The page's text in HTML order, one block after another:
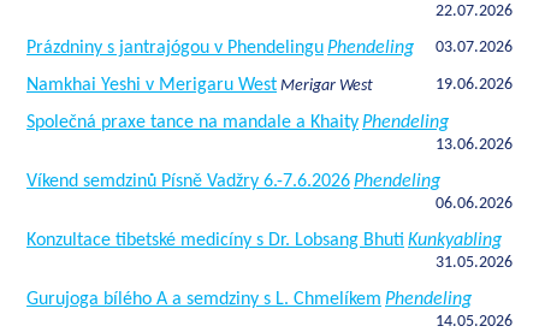
22.07.2026
Prázdniny s jantrajógou v PhendelinguPhendeling 03.07.2026
Namkhai Yeshi v Merigaru West Merigar West 19.06.2026
Společná praxe tance na mandale a KhaityPhendeling
13.06.2026
Víkend semdzinů Písně Vadžry 6.-7.6.2026Phendeling
06.06.2026
Konzultace tibetské medicíny s Dr. Lobsang Bhuti Kunkyabling
31.05.2026
Gurujoga bílého A a semdziny s L. Chmelíkem Phendeling
14.05.2026